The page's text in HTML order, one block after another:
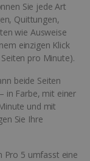
Sie jede Art
Quittungen,
wie Ausweise
einzigen Klick
pro Minute).
beide Seiten
in Farbe, mit einer
und mit
Sie Ihre
Pro 5 umfasst eine